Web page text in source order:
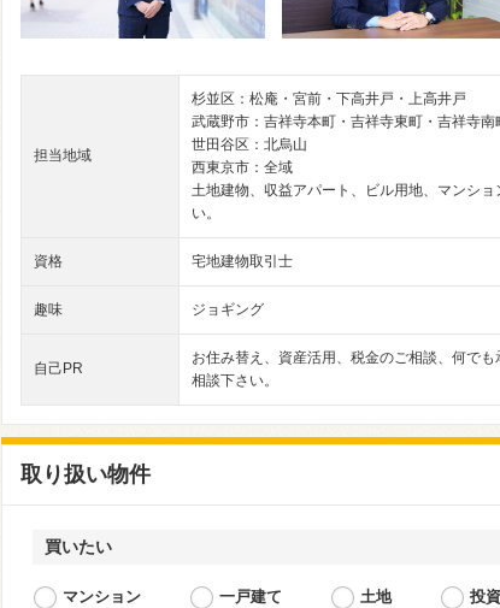
担当地域
杉並区：松庵・宮前・下高井戸・上高井戸
武蔵野市：吉祥寺本町・吉祥寺東町・吉祥寺南
世田谷区：北烏山
西東京市：全域
土地建物、収益アパート、ビル用地、マンシ
い。
資格 宅地建物取引士
趣味 ジョギング
自己PR
お住み替え、資産活用、税金のご相談、何で
相談下さい。
取り扱い物件
買いたい
マンション 一戸建て 土地 投